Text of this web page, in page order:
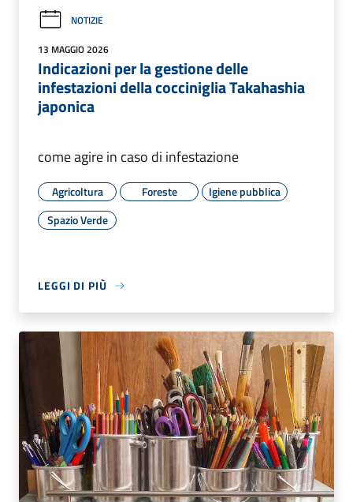
NOTIZIE
13 MAGGIO 2026
Indicazioni per la gestione delle
infestazioni della cocciniglia Takahashia
japonica
come agire in caso di infestazione
Agricoltura Foreste
Igiene pubblica
Spazio Verde
LEGGI DI PIÙ